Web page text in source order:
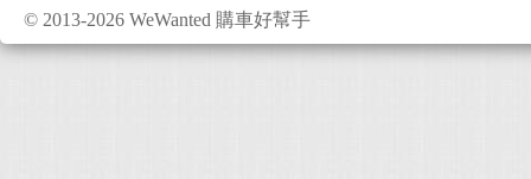
© 2013-2026 WeWanted 購車好幫手